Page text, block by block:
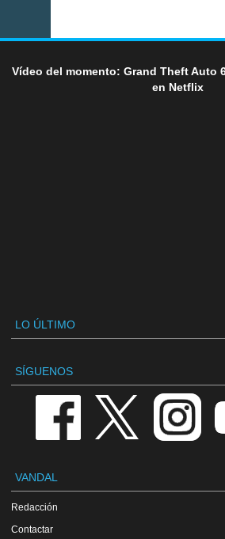
Vídeo del momento: Grand Theft Auto
en Netflix
LO ÚLTIMO
SÍGUENOS
VANDAL
Redacción
Contactar